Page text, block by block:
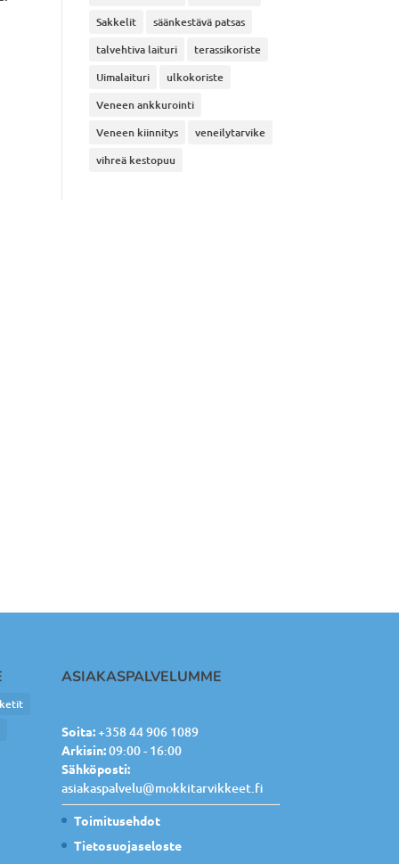
Sakkelit
säänkestävä patsas
talvehtiva laituri
terassikoriste
Uimalaituri
ulkokoriste
Veneen ankkurointi
Veneen kiinnitys
veneilytarvike
vihreä kestopuu
ASIAKASPALVELUMME
Soita:+358 44 906 1089
Arkisin:09:00 - 16:00
Sähköposti:
asiakaspalvelu@mokkitarvikkeet.fi
Toimitusehdot
Tietosuojaseloste